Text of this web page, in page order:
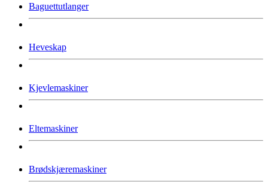
Baguettutlanger
Heveskap
Kjevlemaskiner
Eltemaskiner
Brødskjæremaskiner